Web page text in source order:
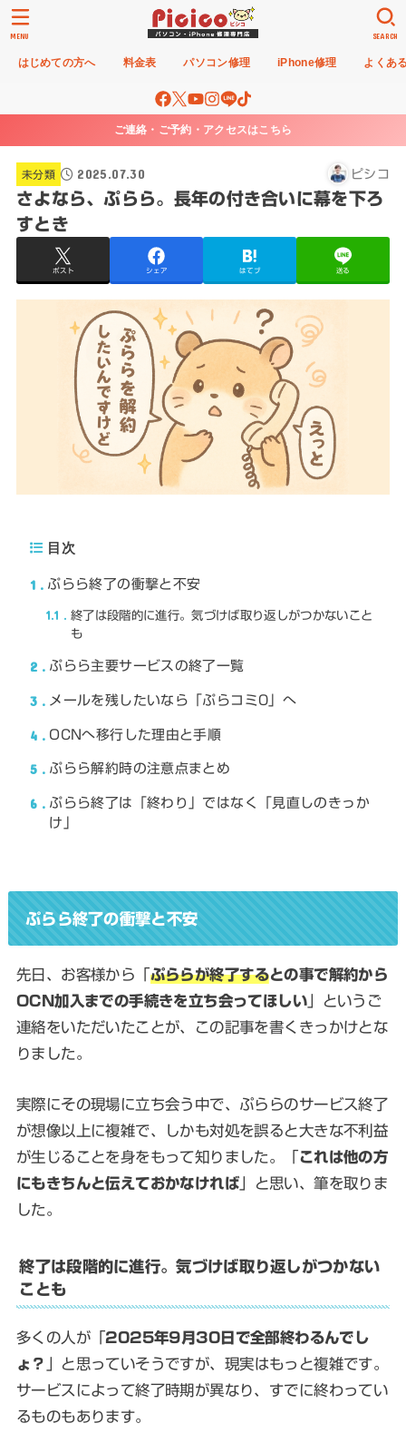
はじめての方へ 料金表 パソコン修理 iPhone修理 よくあ
SEARCH
MENU
ご連絡・ご予約・アクセスはこちら
未分類 2025.07.30 ピシコ
さよなら、ぷらら。長年の付き合いに幕を下ろ
すとき
ポスト シェア はてブ 送る
目次
1 ぷらら終了の衝撃と不安
1.1
終了は段階的に進行。気づけば取り返しがつかないこと
も
2 ぷらら主要サービスの終了一覧
3 メールを残したいなら「ぷらコミ0」へ
4 OCNへ移行した理由と手順
5 ぷらら解約時の注意点まとめ
6
ぷらら終了は「終わり」ではなく「見直しのきっか
け」
ぷらら終了の衝撃と不安
先日、お客様から「ぷららが終了するとの事で解約から
OCN加入までの手続きを立ち会ってほしい 」というご
連絡をいただいたことが、この記事を書くきっかけとな
りました。
実際にその現場に立ち会う中で、ぷららのサービス終了
が想像以上に複雑で、しかも対処を誤ると大きな不利益
が生じることを身をもって知りました。「これは他の方
にもきちんと伝えておかなければ 」と思い、筆を取りま
した。
終了は段階的に進行。気づけば取り返しがつかない
ことも
多くの人が「2025年9月30日で全部終わるんでし
ょ？
」と思っていそうですが、現実はもっと複雑です。
サービスによって終了時期が異なり、すでに終わってい
るものもあります。